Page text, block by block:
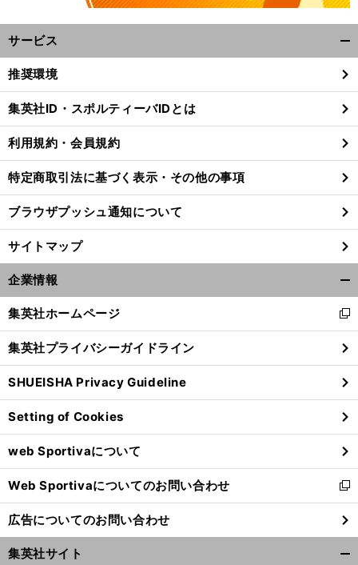
サービス
閉
る
推奨環境
集英社ID・スポルティーバIDとは
利用規約・会員規約
特定商取引法に基づく表示・その他の事項
ブラウザプッシュ通知について
サイトマップ
企業情報
閉
る
集英社ホームページ
新
し
い
ウ
ィ
ン
ド
ウ
で
開
く
集英社プライバシーガイドライン
SHUEISHA Privacy Guideline
Setting of Cookies
web Sportivaについて
Web Sportivaについてのお問い合わせ
新
し
い
ウ
ィ
広告についてのお問い合わせ
集英社サイト